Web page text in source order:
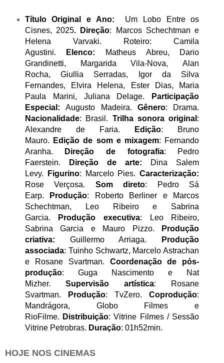
Título Original e Ano: Um Lobo Entre os
Cisnes, 2025. Direção: Marcos Schechtman e
Helena Varvaki.
Roteiro: Camila
Agustini.
Elenco:
Matheus Abreu, Dario
Grandinetti, Margarida Vila-Nova, Alan
Rocha, Giullia Serradas, Igor da Silva
Fernandes, Elvira Helena, Ester Dias, Maria
Paula Marini, Juliana Delage. Participação
Especial:Augusto Madeira. Gênero: Drama.
Nacionalidade: Brasil. Trilha sonora original :
Alexandre de Faria.
Edição: Bruno
Mauro.
Edição de som e mixagem: Fernando
Aranha.
Direção de fotografia: Pedro
Faerstein.
Direção de arte: Dina Salem
Levy.
Figurino: Marcelo Pies.Caracterização:
Rose Verçosa. Som direto: Pedro Sá
Earp.
Produção: Roberto Berliner e Marcos
Schechtman, Leo Ribeiro e Sabrina
Garcia.
Produção executiva: Leo Ribeiro,
Sabrina Garcia e Mauro Pizzo.
Produção
criativa: Guillermo Arriaga.
Produção
associada: Tuinho Schwartz, Marcelo Astrachan
e Rosane Svartman.
Coordenação de pós-
produção: Guga Nascimento e Nat
Mizher. Supervisão artística: Rosane
Svartman. Produção: TvZero.Coprodução:
Mandrágora, Globo Filmes e
RioFilme. Distribuição: Vitrine Filmes / Sessão
Vitrine Petrobras. Duração: 01h52min.
HOJE NOS CINEMAS